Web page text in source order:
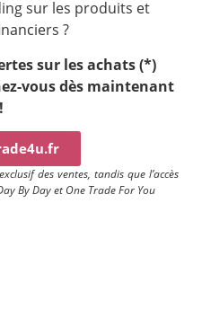
sur les produits et
?
sur les achats (*)
vous dès maintenant
!
des ventes, tandis que l’accès
By Day et One Trade For You